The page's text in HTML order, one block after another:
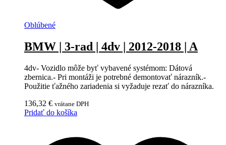
Oblúbené
BMW | 3-rad | 4dv | 2012-2018 | A
4dv- Vozidlo môže byť vybavené systémom: Dátová
zbernica.- Pri montáži je potrebné demontovať nárazník.-
Použitie ťažného zariadenia si vyžaduje rezať do nárazníka.
136,32 € vrátane DPH
Pridať do košíka